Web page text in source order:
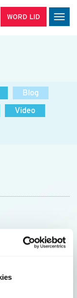
WORD LID
Blog
Video
acties en tips